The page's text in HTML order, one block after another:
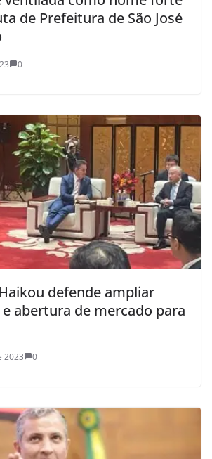
de Prefeitura de São José
0
defende ampliar
abertura de mercado para
2023 0